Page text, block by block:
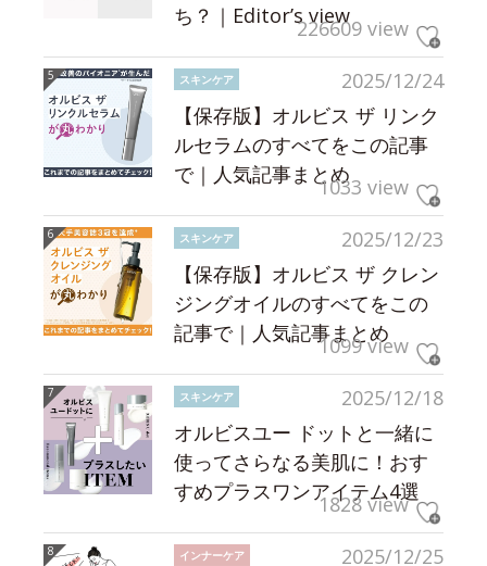
ち？｜Editor’s view226609 view
2025/12/24
スキンケア
【保存版】オルビス ザ リンク
ルセラムのすべてをこの記事
で｜人気記事まとめ1033 view
2025/12/23
スキンケア
【保存版】オルビス ザ クレン
ジングオイルのすべてをこの
記事で｜人気記事まとめ
1099 view
2025/12/18
スキンケア
オルビスユー ドットと一緒に
使ってさらなる美肌に！おす
すめプラスワンアイテム4選
1828 view
2025/12/25
インナーケア